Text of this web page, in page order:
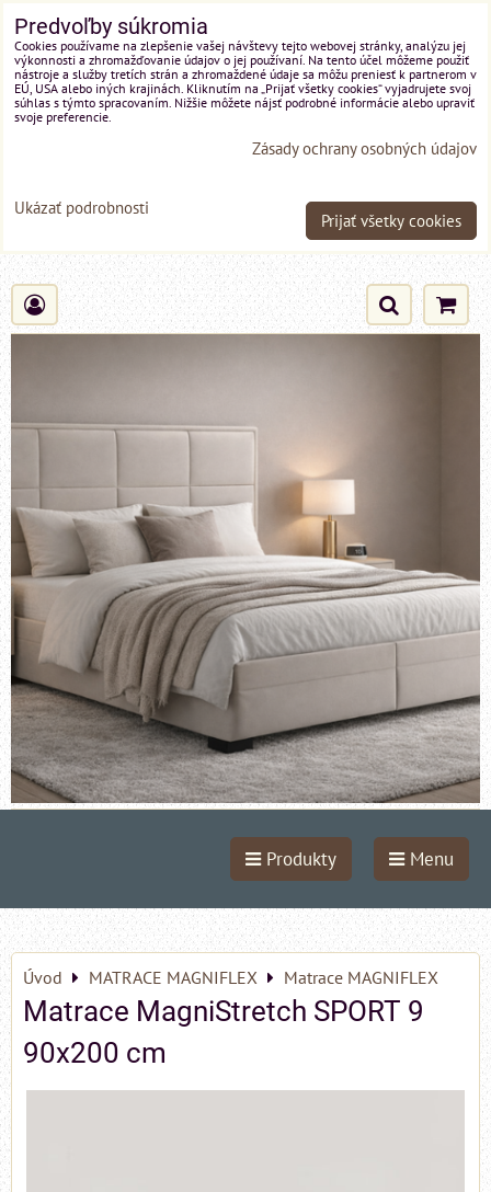
Produkty Menu
Úvod MATRACE MAGNIFLEX Matrace MAGNIFLEX
Matrace MagniStretch SPORT 9
90x200 cm
Predvoľby súkromia
Cookies používame na zlepšenie vašej návštevy tejto webovej stránky, analýzu jej
výkonnosti a zhromažďovanie údajov o jej používaní. Na tento účel môžeme použiť
nástroje a služby tretích strán a zhromaždené údaje sa môžu preniesť k partnerom v
EÚ, USA alebo iných krajinách. Kliknutím na „Prijať všetky cookies“ vyjadrujete svoj
súhlas s týmto spracovaním. Nižšie môžete nájsť podrobné informácie alebo upraviť
svoje preferencie.
Zásady ochrany osobných údajov
Ukázať podrobnosti
Prijať všetky cookies